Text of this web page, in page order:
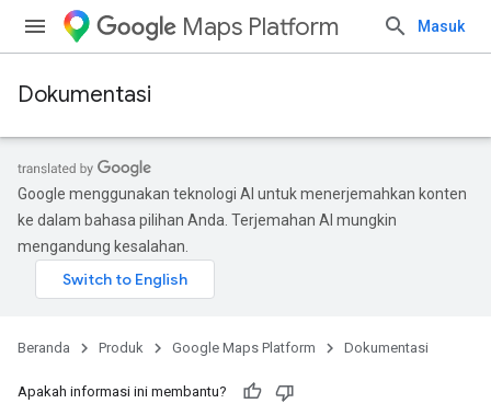
Maps Platform Masuk
Dokumentasi
Google menggunakan teknologi AI untuk menerjemahkan konten
ke dalam bahasa pilihan Anda. Terjemahan AI mungkin
mengandung kesalahan.
Beranda Produk Google Maps Platform Dokumentasi
Apakah informasi ini membantu?